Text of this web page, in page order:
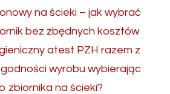
na ścieki – jak wybrać
bez zbędnych kosztów
atest PZH razem z
wyrobu wybierając
zbiornika na ścieki?